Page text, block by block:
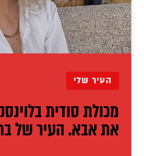
העיר שלי
מכולת סודית
את אבא. העיר של